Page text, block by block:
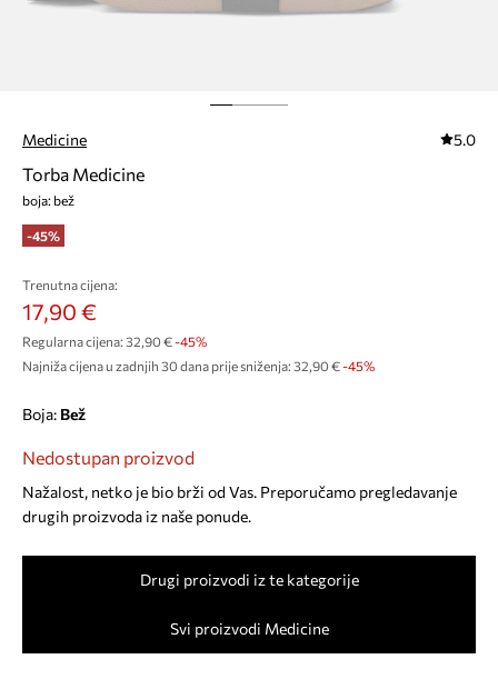
Medicine 5.0
Torba Medicine
boja: bež
-45%
Trenutna cijena:
17,90 €
Regularna cijena: 32,90 €-45%
Najniža cijena u zadnjih 30 dana prije sniženja: 32,90 € -45%
Boja: bež
Nedostupan proizvod
Nažalost, netko je bio brži od Vas. Preporučamo pregledavanje
drugih proizvoda iz naše ponude.
Drugi proizvodi iz te kategorije
Svi proizvodi Medicine